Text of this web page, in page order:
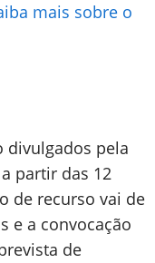
mais sobre o
divulgados pela
partir das 12
de recurso vai de
e a convocação
de